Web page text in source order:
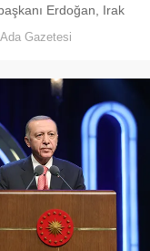
Erdoğan, Irak
toplantısında, “Irak,
olduğumuz, stratejik
bir komşumuzdur.
karşılıklı saygı
ilkesi temelinde,
gözeterek
yönünde güçlü siyasi
Ziyaretimin ve az
anlaşmaların,
Ada Gazetesi